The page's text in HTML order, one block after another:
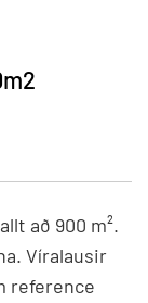
að 900 m².
Víralausir
reference